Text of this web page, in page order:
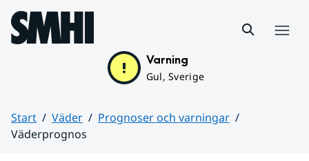
Hoppa till sidans innehåll
Varning
Gul, Sverige
Start Väder
Prognoser och varningar
Väderprognos